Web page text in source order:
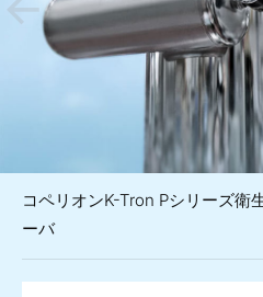
コペリオンK-Tron Pシリーズ衛
ーバ